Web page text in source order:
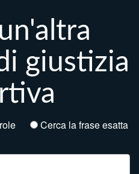
giustizia
Cerca la frase esatta